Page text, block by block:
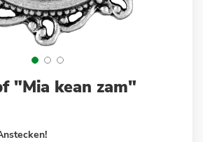
"Mia kean zam"